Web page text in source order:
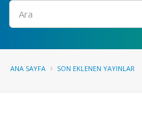
Ara
ANA SAYFA SON EKLENEN YAYINLAR